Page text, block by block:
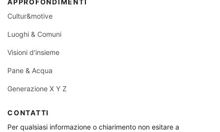
APPROFONDIMENTI
Cultur&motive
Luoghi & Comuni
Visioni d'insieme
Pane & Acqua
Generazione X Y Z
CONTATTI
Per qualsiasi informazione o chiarimento non esitare a